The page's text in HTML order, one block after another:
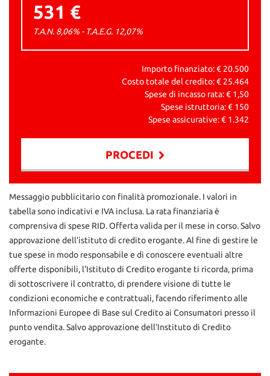
531 €
T.A.N. 8,06% - T.A.E.G. 12,07%
Importo finanziato: € 20.500
Costo totale del credito: € 25.464
Spese di incasso rata: € 1,50
Spese istruttoria: € 150
Spese assicurative: € 1.342
PROCEDI
Contattaci
Messaggio pubblicitario con finalità promozionale. I valori in
tabella sono indicativi e IVA inclusa. La rata finanziaria è
comprensiva di spese RID. Offerta valida per il mese in corso. Salvo
approvazione dell'istituto di credito erogante. Al fine di gestire le
tue spese in modo responsabile e di conoscere eventuali altre
offerte disponibili, l'Istituto di Credito erogante ti ricorda, prima
di sottoscrivere il contratto, di prendere visione di tutte le
condizioni economiche e contrattuali, facendo riferimento alle
Informazioni Europee di Base sul Credito ai Consumatori presso il
punto vendita. Salvo approvazione dell'Instituto di Credito
erogante.